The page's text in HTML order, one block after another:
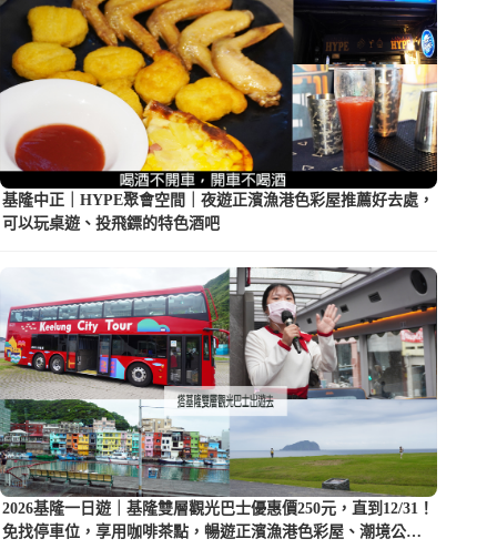
基隆中正｜HYPE聚會空間｜夜遊正濱漁港色彩屋推薦好去處，
可以玩桌遊、投飛鏢的特色酒吧
2026基隆一日遊｜基隆雙層觀光巴士優惠價250元，直到12/31！
免找停車位，享用咖啡茶點，暢遊正濱漁港色彩屋、潮境公園